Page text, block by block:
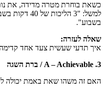
כשאת בוחרת מטרה מדידה, את
בשבוע".
שאלה לעזרה:
איך תדעי שעשית צעד אחד
3.
A – Achievable/ ברת השגה
האם זה משהו שאת באמת יכולה